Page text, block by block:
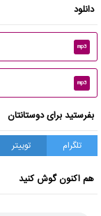
دانلود
mp3
mp3
بفرستید برای دوستانتان
تلگرام توییتر
هم اکنون گوش کنید